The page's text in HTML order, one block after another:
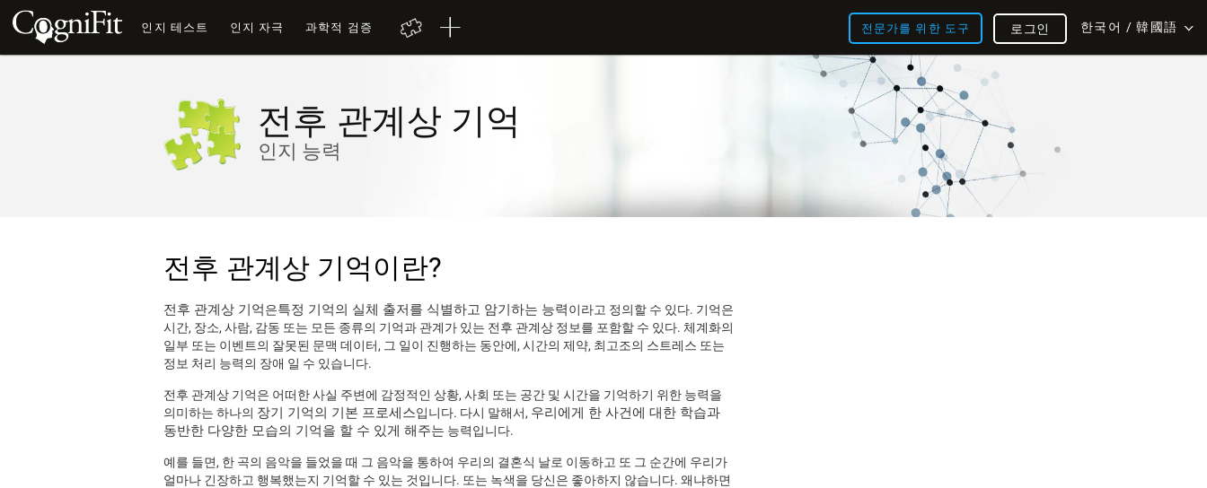
인지 테스트 인지 자극 과학적 검증 전문가를 위한 도구 한국어 / 韓國語
로그인
전후 관계상 기억
인지 능력
전후 관계상 기억이란?
전후 관계상 기억은특정 기억의 실체 출저를 식별하고 암기하는 능력이라고 정의할 수 있다. 기억은
시간, 장소, 사람, 감동 또는 모든 종류의 기억과 관계가 있는 전후 관계상 정보를 포함할 수 있다. 체계화의
일부 또는 이벤트의 잘못된 문맥 데이터, 그 일이 진행하는 동안에, 시간의 제약, 최고조의 스트레스 또는
정보 처리 능력의 장애 일 수 있습니다.
전후 관계상 기억은 어떠한 사실 주변에 감정적인 상황, 사회 또는 공간 및 시간을 기억하기 위한 능력을
의미하는 하나의 장기 기억의 기본 프로세스입니다. 다시 말해서, 우리에게 한 사건에 대한 학습과
동반한 다양한 모습의 기억을 할 수 있게 해주는 능력입니다.
예를 들면, 한 곡의 음악을 들었을 때 그 음악을 통하여 우리의 결혼식 날로 이동하고 또 그 순간에 우리가
얼마나 긴장하고 행복했는지 기억할 수 있는 것입니다. 또는 녹색을 당신은 좋아하지 않습니다. 왜냐하면